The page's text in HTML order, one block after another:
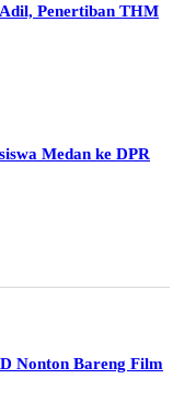
Penertiban THM
Medan ke DPR
Nonton Bareng Film